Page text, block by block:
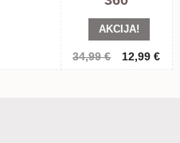
AKCIJA!
34,99€
Izvorna
12,99€